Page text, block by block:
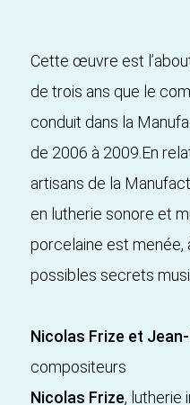
Cette œuvre est
de trois ans que le
conduit dans la
de 2006 à 2009.En
artisans de la
en lutherie sonore et
porcelaine est menée,
possibles secrets
Nicolas Frize et
compositeurs
Nicolas Frize, lutherie